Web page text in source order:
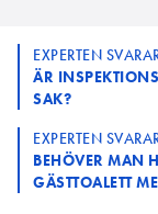
EXPERTEN
ÄR
SAK?
EXPERTEN
BEHÖVER MAN
GÄSTTOALETT